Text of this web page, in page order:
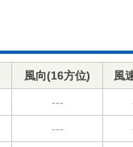
風向(16方位) 風
---
---